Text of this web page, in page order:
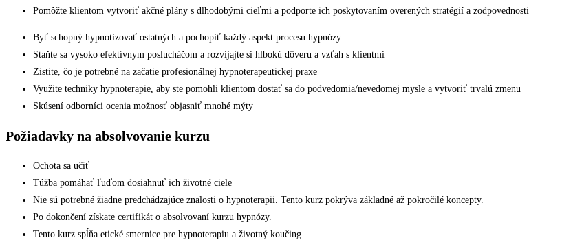
Pomôžte klientom vytvoriť akčné plány s dlhodobými cieľmi a podporte ich poskytovaním overených stratégií a zodpovednosti
Byť schopný hypnotizovať ostatných a pochopiť každý aspekt procesu hypnózy
Staňte sa vysoko efektívnym poslucháčom a rozvíjajte si hlbokú dôveru a vzťah s klientmi
Zistite, čo je potrebné na začatie profesionálnej hypnoterapeutickej praxe
Využite techniky hypnoterapie, aby ste pomohli klientom dostať sa do podvedomia/nevedomej mysle a vytvoriť trvalú zmenu
Skúsení odborníci ocenia možnosť objasniť mnohé mýty
Požiadavky na absolvovanie kurzu
Ochota sa učiť
Túžba pomáhať ľuďom dosiahnuť ich životné ciele
Nie sú potrebné žiadne predchádzajúce znalosti o hypnoterapii. Tento kurz pokrýva základné až pokročilé koncepty.
Po dokončení získate certifikát o absolvovaní kurzu hypnózy.
Tento kurz spĺňa etické smernice pre hypnoterapiu a životný koučing.